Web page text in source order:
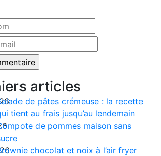
articles
de pâtes crémeuse : la recette
tient au frais jusqu’au lendemain
de pommes maison sans
chocolat et noix à l’air fryer